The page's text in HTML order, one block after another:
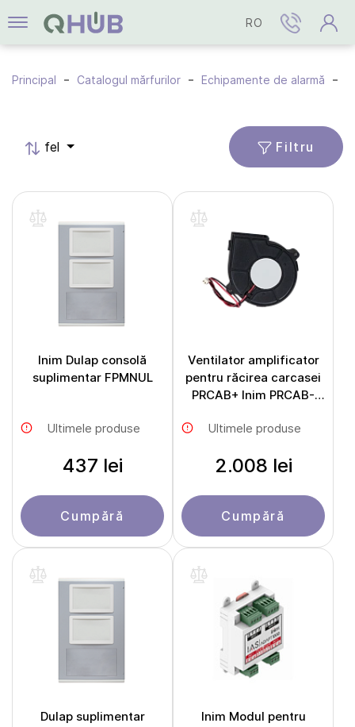
RO
Principal Catalogul mărfurilor Echipamente de alarmă
fel Filtru
Inim Dulap consolă
suplimentar FPMNUL
Ultimele produse
437 lei
Cumpără
Ventilator amplificator
pentru răcirea carcasei
PRCAB+ Inim PRCAB-
Ultimele produse
2.008 lei
Cumpără
Dulap suplimentar
Inim Modul pentru